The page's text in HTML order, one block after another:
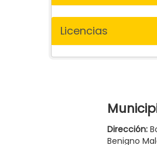
Licencias
Dirección:
Benigno